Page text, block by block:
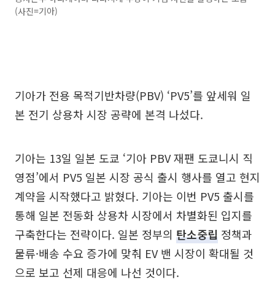
(사진=기아)
기아가 전용 목적기반차량(PBV) ‘PV5’를 앞세워 일
본 전기 상용차 시장 공략에 본격 나섰다.
기아는 13일 일본 도쿄 ‘기아 PBV 재팬 도쿄니시 직
영점’에서 PV5 일본 시장 공식 출시 행사를 열고 현지
계약을 시작했다고 밝혔다. 기아는 이번 PV5 출시를
통해 일본 전동화 상용차 시장에서 차별화된 입지를
구축한다는 전략이다. 일본 정부의 탄소중립 정책과
물류·배송 수요 증가에 맞춰 EV 밴 시장이 확대될 것
으로 보고 선제 대응에 나선 것이다.